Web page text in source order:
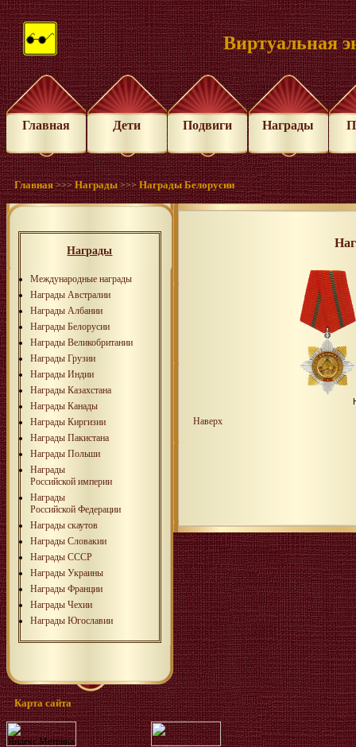
Виртуальная
Главная Дети Подвиги Награды
Главная >>>Награды >>>Награды Белорусии
Награды
Международные награды
Награды Австралии
Награды Албании
Награды Белорусии
Награды Великобритании
Награды Грузии
Награды Индии
Награды Казахстана
Награды Канады
Награды Киргизии
Награды Пакистана
Награды Польши
Награды
Российской империи
Награды
Российской Федерации
Награды скаутов
Награды Словакии
Награды СССР
Награды Украины
Награды Франции
Награды Чехии
Награды Югославии
Наверх
Карта сайта